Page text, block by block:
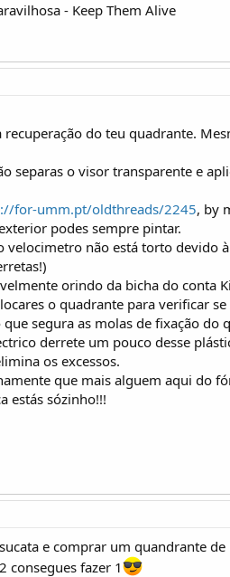
- Keep Them Alive
do teu quadrante.
separas o visor transparente e
for-umm.pt/oldthreads/2245, by
podes sempre pintar.
velocimetro não está torto devido
orindo da bicha do conta
o quadrante para verificar
segura as molas de fixação
derrete um pouco desse
os excessos.
que mais alguem aqui do
estás sózinho!!!
e comprar um quandrante
consegues fazer 1